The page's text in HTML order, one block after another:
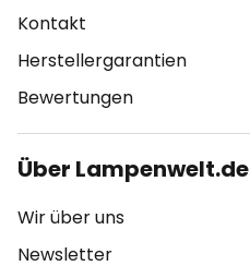
Kontakt
Herstellergarantien
Bewertungen
Über Lampenwelt.de
Wir über uns
Newsletter